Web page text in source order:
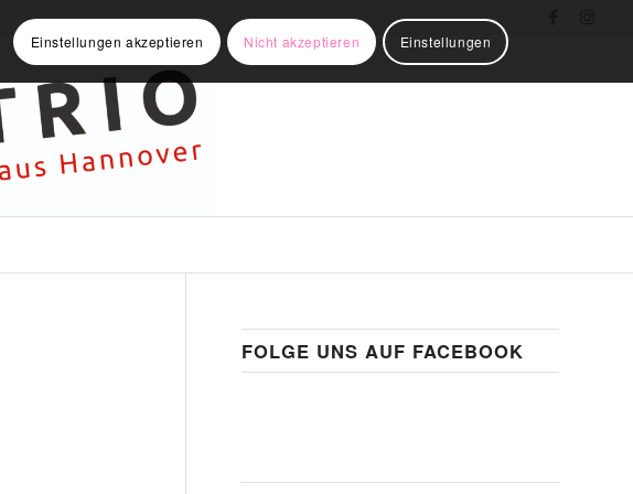
FOLGE UNS AUF FACEBOOK
Einstellungen akzeptieren Nicht akzeptieren Einstellungen